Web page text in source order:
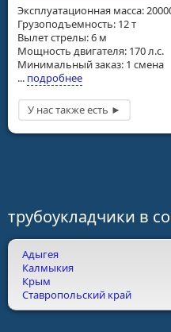
Эксплуатационная масса:
Грузоподъемность: 12 т
Вылет стрелы: 6 м
Мощность двигателя: 170 л.с.
Минимальный заказ: 1 смена
... подробнее
трубоукладчики в
Адыгея
Калмыкия
Крым
Ставропольский край